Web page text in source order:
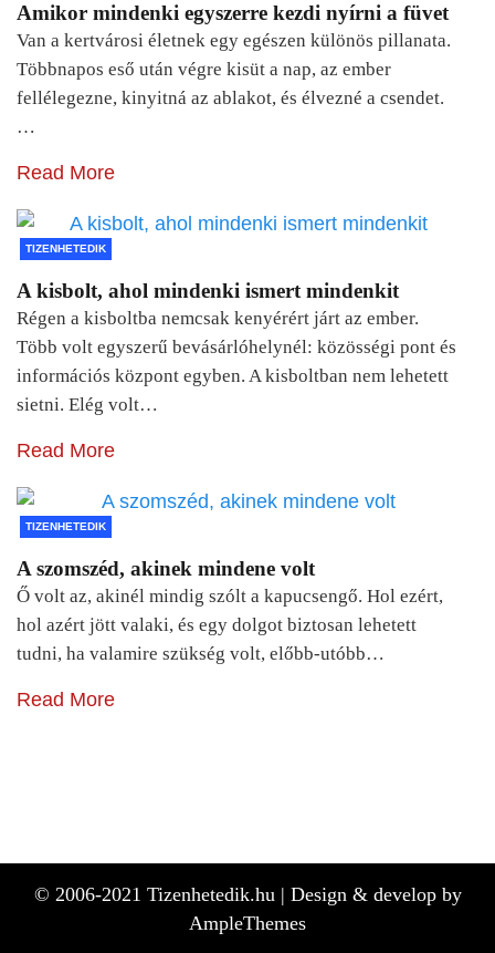
Amikor mindenki egyszerre kezdi nyírni a füvet
Van a kertvárosi életnek egy egészen különös pillanata.
Többnapos eső után végre kisüt a nap, az ember
fellélegezne, kinyitná az ablakot, és élvezné a csendet.
…
Read More
TIZENHETEDIK
A kisbolt, ahol mindenki ismert mindenkit
Régen a kisboltba nemcsak kenyérért járt az ember.
Több volt egyszerű bevásárlóhelynél: közösségi pont és
információs központ egyben. A kisboltban nem lehetett
sietni. Elég volt…
Read More
TIZENHETEDIK
A szomszéd, akinek mindene volt
Ő volt az, akinél mindig szólt a kapucsengő. Hol ezért,
hol azért jött valaki, és egy dolgot biztosan lehetett
tudni, ha valamire szükség volt, előbb-utóbb…
Read More
© 2006-2021 Tizenhetedik.hu | Design & develop by
AmpleThemes